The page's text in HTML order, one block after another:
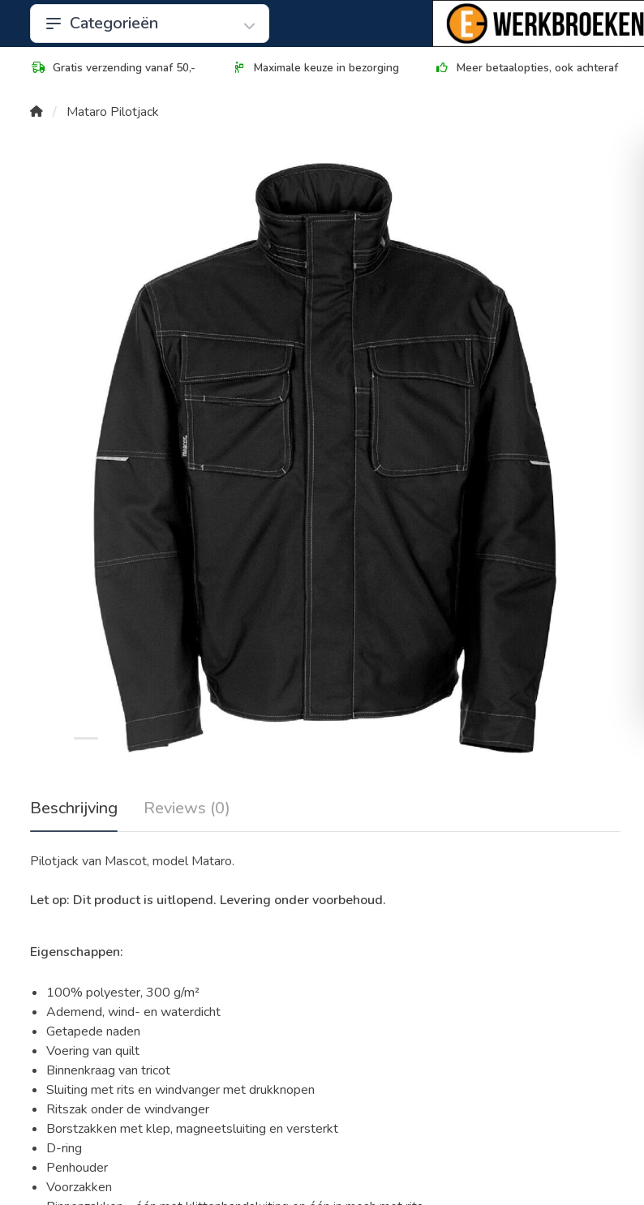
Categorieën
Gratis verzending vanaf 50,- Maximale keuze in bezorging Meer betaalopties, ook achteraf
Mataro Pilotjack
Beschrijving Reviews (0)
Pilotjack van Mascot, model Mataro.
Let op: Dit product is uitlopend. Levering onder voorbehoud.
Eigenschappen:
100% polyester, 300 g/m²
Ademend, wind- en waterdicht
Getapede naden
Voering van quilt
Binnenkraag van tricot
Sluiting met rits en windvanger met drukknopen
Ritszak onder de windvanger
Borstzakken met klep, magneetsluiting en versterkt
D-ring
Penhouder
Voorzakken